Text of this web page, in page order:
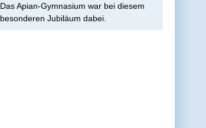
Das Apian-Gymnasium war bei diesem
besonderen Jubiläum dabei.